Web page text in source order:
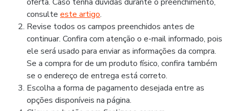
consulte este artigo.
Revise todos os campos preenchidos antes de
continuar. Confira com atenção o e-mail informado, pois
ele será usado para enviar as informações da compra.
Se a compra for de um produto físico, confira também
se o endereço de entrega está correto.
Escolha a forma de pagamento desejada entre as
opções disponíveis na página.